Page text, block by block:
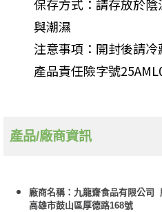
保存方式：請存放於
與潮濕
注意事項：開封後請
產品責任險字號
產品/廠商資訊
廠商名稱：九龍齋食品有限公司
高雄市鼓山區厚德路168號